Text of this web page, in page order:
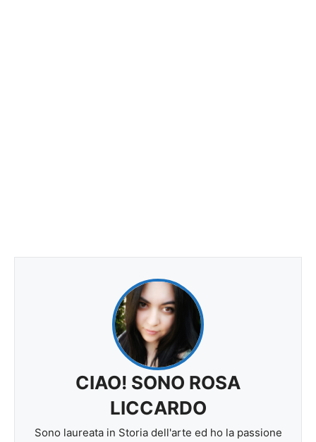
CIAO! SONO ROSA
LICCARDO
Sono laureata in Storia dell'arte ed ho la passione